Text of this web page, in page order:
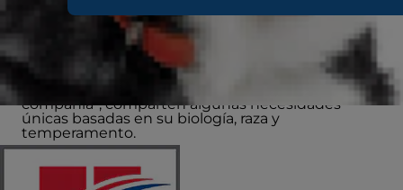
Desde los dachshunds hasta los terriers de
Yorkshire, las razas pequeñas generalmente se
definen como aquellas que pesan 25 libras o
menos en su edad adulta. Comúnmente
clasificadas como perros “toy”, “miniatura” o “de
compañía”, comparten algunas necesidades
únicas basadas en su biología, raza y
temperamento.